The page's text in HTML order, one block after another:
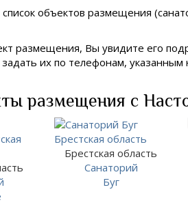
объектов размещения
размещения, Вы увидите его
их по телефонам,
размещения с
Брестская область
Санаторий
Буг